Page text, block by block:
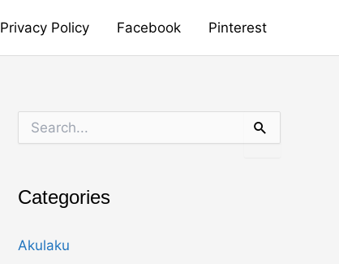
Privacy Policy Facebook Pinterest
h
r
Categories
Akulaku